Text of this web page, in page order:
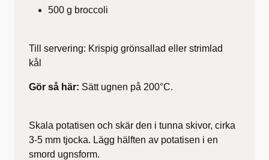
500 g broccoli
Till servering: Krispig grönsallad eller strimlad
kål
Gör så här: Sätt ugnen på 200°C.
Skala potatisen och skär den i tunna skivor, cirka
3-5 mm tjocka. Lägg hälften av potatisen i en
smord ugnsform.